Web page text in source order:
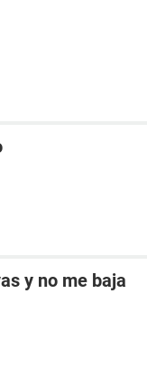
y no me baja